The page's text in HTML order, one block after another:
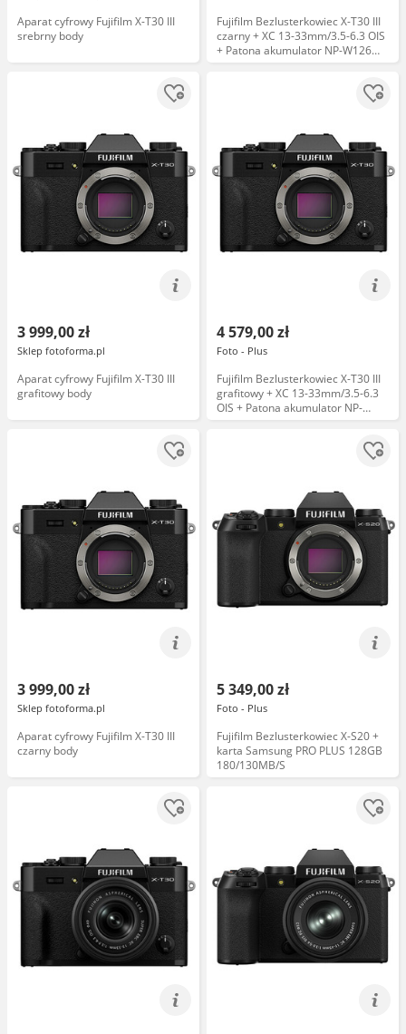
Aparat cyfrowy Fujifilm X-T30 III
srebrny body
Fujifilm Bezlusterkowiec X-T30 III
czarny + XC 13-33mm/3.5-6.3 OIS
+ Patona akumulator NP-W126
PROTECT + Ładowarka podwójna
3 999,00 zł
Sklep fotoforma.pl
Aparat cyfrowy Fujifilm X-T30 III
grafitowy body
4 579,00 zł
Foto - Plus
Fujifilm Bezlusterkowiec X-T30 III
grafitowy + XC 13-33mm/3.5-6.3
OIS + Patona akumulator NP-
W126 PROTECT + Ładowarka
3 999,00 zł
Sklep fotoforma.pl
Aparat cyfrowy Fujifilm X-T30 III
czarny body
5 349,00 zł
Foto - Plus
Fujifilm Bezlusterkowiec X-S20 +
karta Samsung PRO PLUS 128GB
180/130MB/S